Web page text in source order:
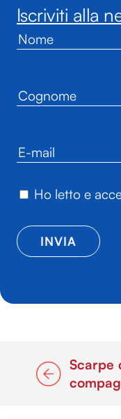
Iscriviti alla
Ho letto e
Scarpe